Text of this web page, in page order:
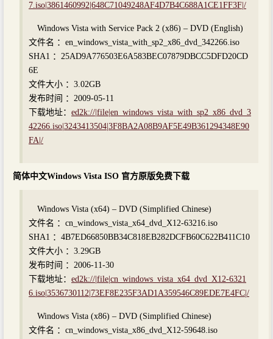
7.iso|3861460992|648C71049248AF4D7B4C688A1CE1FF3F|/
Windows Vista with Service Pack 2 (x86) – DVD (English)
文件名 ：en_windows_vista_with_sp2_x86_dvd_342266.iso
SHA1 ：25AD9A776503E6A583BEC07879DBCC5DFD20CD
6E
文件大小 ：3.02GB
发布时间 ：2009-05-11
下载地址： ed2k://|file|en_windows_vista_with_sp2_x86_dvd_3
42266.iso|3243413504|3F8BA2A08B9AF5E49B361294348E90
FA|/
简体中文Windows Vista ISO 官方原版免费下载
Windows Vista (x64) – DVD (Simplified Chinese)
文件名 ：cn_windows_vista_x64_dvd_X12-63216.iso
SHA1 ：4B7ED66850BB34C818EB282DCFB60C622B411C10
文件大小 ：3.29GB
发布时间 ：2006-11-30
下载地址： ed2k://|file|cn_windows_vista_x64_dvd_X12-6321
6.iso|3536730112|73EF8E235F3AD1A359546C89EDE7E4FC|/
Windows Vista (x86) – DVD (Simplified Chinese)
文件名 ：cn_windows_vista_x86_dvd_X12-59648.iso